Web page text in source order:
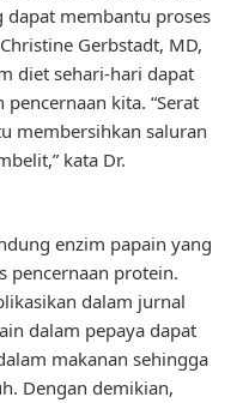
membantu proses
Gerbstadt, MD,
diet sehari-hari dapat
kita. “Serat
membersihkan saluran
kata Dr.
enzim papain yang
pencernaan protein.
dalam jurnal
dalam pepaya dapat
makanan sehingga
Dengan demikian,